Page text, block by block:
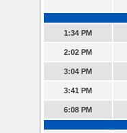
1:34 PM
2:02 PM
3:04 PM
3:41 PM
6:08 PM